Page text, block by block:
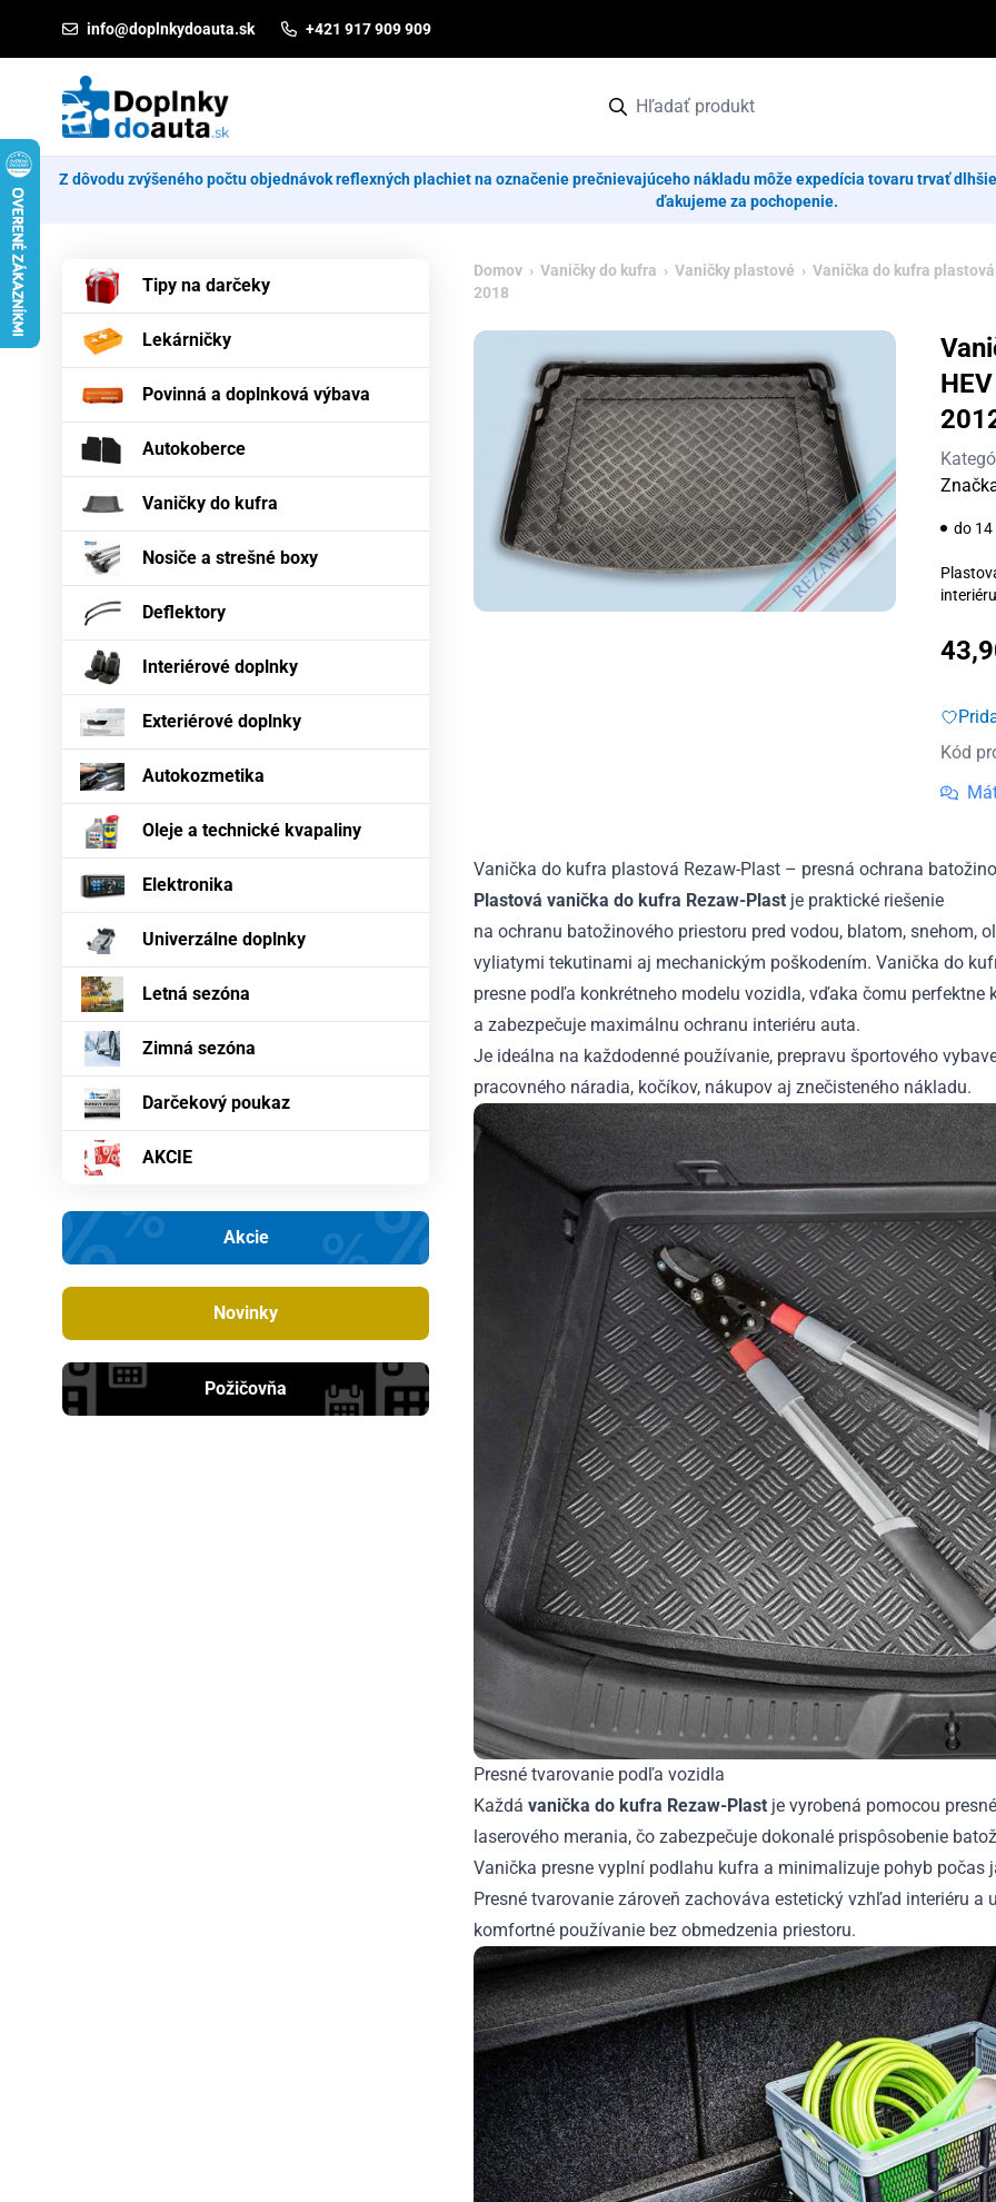
info@doplnkydoauta.sk +421 917 909 909
Z dôvodu zvýšeného počtu objednávok reflexných plachiet na označenie prečnievajúceho nákladu môže expedícia tovaru trvať
ďakujeme za pochopenie.
Tipy na darčeky
Lekárničky
Povinná a doplnková výbava
Autokoberce
Vaničky do kufra
Nosiče a strešné boxy
Deflektory
Interiérové doplnky
Exteriérové doplnky
Autokozmetika
Oleje a technické kvapaliny
Elektronika
Univerzálne doplnky
Letná sezóna
Zimná sezóna
Darčekový poukaz
AKCIE
Akcie
Novinky
Požičovňa
Domov › Vaničky do kufra › Vaničky plastové › Vanička do kufra
2018
do
Kód
Vanička do kufra plastová Rezaw-Plast – presná ochrana
Plastová vanička do kufra Rezaw-Plast je praktické riešenie
na ochranu batožinového priestoru pred vodou, blatom, snehom,
vyliatymi tekutinami aj mechanickým poškodením. Vanička do
presne podľa konkrétneho modelu vozidla, vďaka čomu perfektne
a zabezpečuje maximálnu ochranu interiéru auta.
Je ideálna na každodenné používanie, prepravu športového
pracovného náradia, kočíkov, nákupov aj znečisteného nákladu.
Presné tvarovanie podľa vozidla
Každá vanička do kufra Rezaw-Plast je vyrobená pomocou
laserového merania, čo zabezpečuje dokonalé prispôsobenie
Vanička presne vyplní podlahu kufra a minimalizuje pohyb počas
Presné tvarovanie zároveň zachováva estetický vzhľad interiéru a
komfortné používanie bez obmedzenia priestoru.